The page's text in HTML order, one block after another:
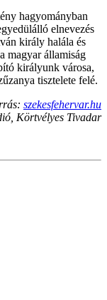
hagyományban
elnevezés
király halála és
magyar államiság
királyunk városa,
tisztelete felé.
szekesfehervar.hu
Körtvélyes Tivadar